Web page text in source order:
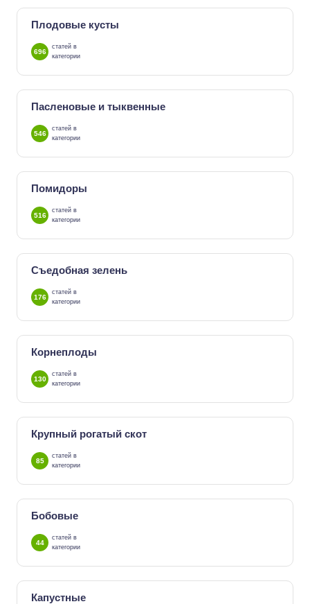
Плодовые кусты
696
статей в
категории
Пасленовые и тыквенные
546
статей в
категории
Помидоры
516
статей в
категории
Съедобная зелень
176
статей в
категории
Корнеплоды
130
статей в
категории
Крупный рогатый скот
85
статей в
категории
Бобовые
44
статей в
категории
Капустные